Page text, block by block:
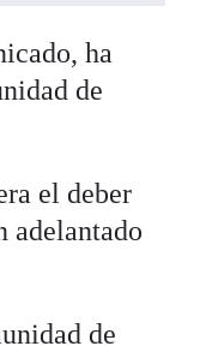
ha
de
el deber
adelantado
de